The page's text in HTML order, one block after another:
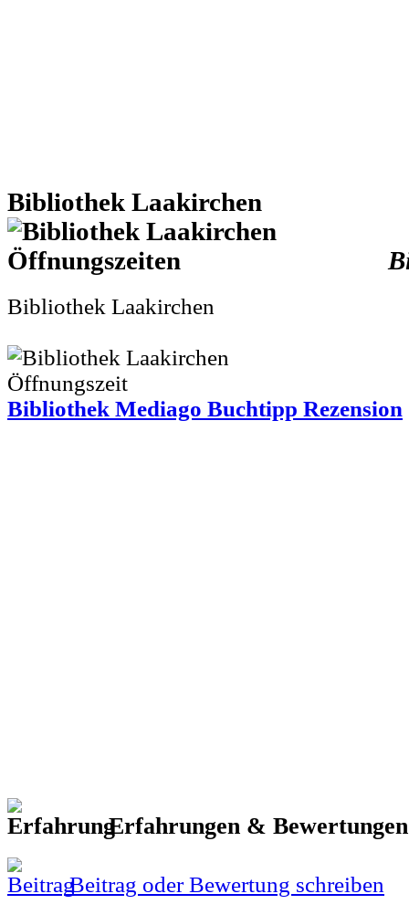
Bibliothek Laakirchen
Bibliothek Laakirchen
Bibliothek Mediago Buchtipp Rezension
Erfahrungen &
Beitrag oder Bewertung schreiben